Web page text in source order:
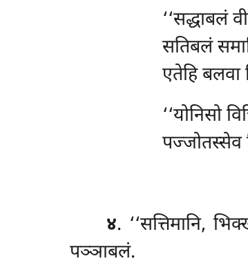
‘‘सद्धाबलं
सतिबलं
एतेहि
‘‘योनिसो
पज्जोतस्सेव
४. ‘‘सत्तिमानि,
पञ्ञाबलं.